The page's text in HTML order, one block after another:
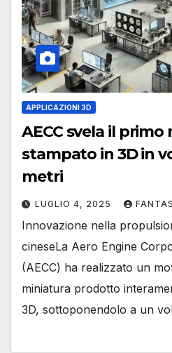
APPLICAZIONI 3D
AECC svela il
stampato in 3D in
metri
LUGLIO 4, 2025
Innovazione nella
cineseLa Aero Engine
(AECC) ha realizzato un
miniatura prodotto
3D, sottoponendolo a un